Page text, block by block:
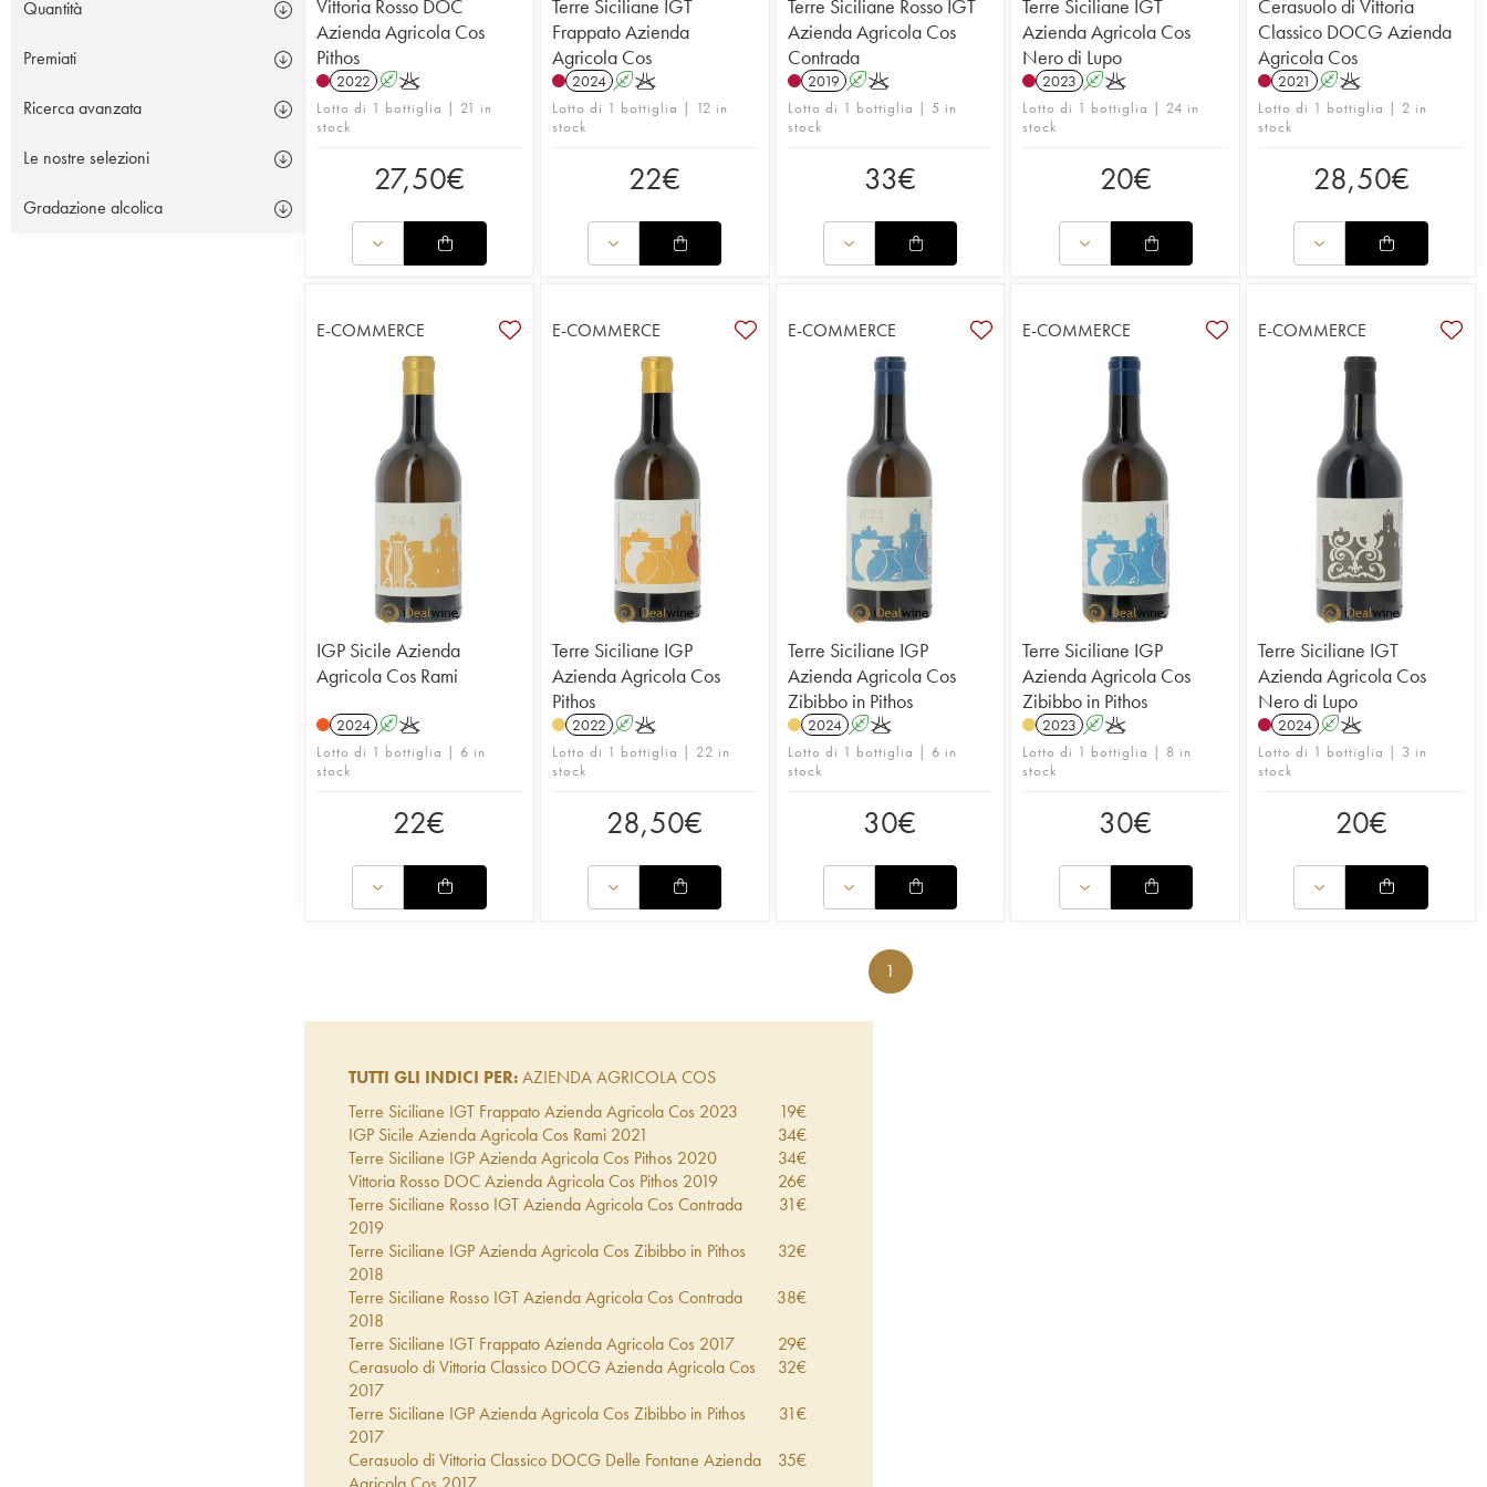
Quantità
Premiati
Ricerca avanzata
Le nostre selezioni
Gradazione alcolica
Vittoria Rosso DOC
Azienda Agricola Cos
Pithos
2022 AK
Lotto di 1 bottiglia | 21 in
stock
27,50€
Terre Siciliane IGT
Frappato Azienda
Agricola Cos
2024 AK
Lotto di 1 bottiglia | 12 in
stock
22€
Terre Siciliane Rosso IGT
Azienda Agricola Cos
Contrada
2019 AK
Lotto di 1 bottiglia | 5 in
stock
33€
Terre Siciliane IGT
Azienda Agricola Cos
Nero di Lupo
2023 AK
Lotto di 1 bottiglia | 24 in
stock
20€
Cerasuolo di Vittoria
Classico DOCG Azienda
Agricola Cos
2021 AK
Lotto di 1 bottiglia | 2 in
stock
28,50€
E-COMMERCE
IGP Sicile Azienda
Agricola Cos Rami
2024 AK
Lotto di 1 bottiglia | 6 in
stock
22€
E-COMMERCE
Terre Siciliane IGP
Azienda Agricola Cos
Pithos
2022 AK
Lotto di 1 bottiglia | 22 in
stock
28,50€
E-COMMERCE
Terre Siciliane IGP
Azienda Agricola Cos
Zibibbo in Pithos
2024 AK
Lotto di 1 bottiglia | 6 in
stock
30€
E-COMMERCE
Terre Siciliane IGP
Azienda Agricola Cos
Zibibbo in Pithos
2023 AK
Lotto di 1 bottiglia | 8 in
stock
30€
E-COMMERCE
Terre Siciliane IGT
Azienda Agricola Cos
Nero di Lupo
2024 AK
Lotto di 1 bottiglia | 3 in
stock
20€
1
TUTTI GLI INDICI PER:AZIENDA AGRICOLA COS
Terre Siciliane IGT Frappato Azienda Agricola Cos 2023 19€
IGP Sicile Azienda Agricola Cos Rami 2021 34€
Terre Siciliane IGP Azienda Agricola Cos Pithos 2020 34€
Vittoria Rosso DOC Azienda Agricola Cos Pithos 2019 26€
Terre Siciliane Rosso IGT Azienda Agricola Cos Contrada
2019
31€
Terre Siciliane IGP Azienda Agricola Cos Zibibbo in Pithos
2018
32€
Terre Siciliane Rosso IGT Azienda Agricola Cos Contrada
2018
38€
Terre Siciliane IGT Frappato Azienda Agricola Cos 2017 29€
Cerasuolo di Vittoria Classico DOCG Azienda Agricola Cos
2017
32€
Terre Siciliane IGP Azienda Agricola Cos Zibibbo in Pithos
2017
31€
Cerasuolo di Vittoria Classico DOCG Delle Fontane Azienda
35€